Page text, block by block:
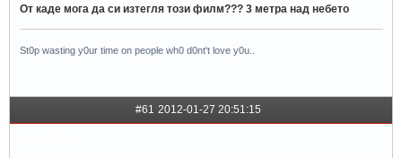
От каде мога да си изтегля този филм??? 3 метра над небето
St0p wasting y0ur time on people wh0 d0nt't love y0u..
#61 2012-01-27 20:51:15